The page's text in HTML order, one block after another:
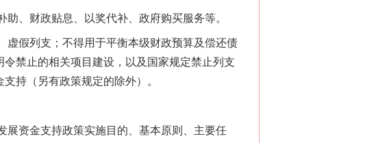
、财政贴息、以奖代补、政府购买服务等。
假列支；不得用于平衡本级财政预算及偿还债
禁止的相关项目建设，以及国家规定禁止列支
持（另有政策规定的除外）。
资金支持政策实施目的、基本原则、主要任